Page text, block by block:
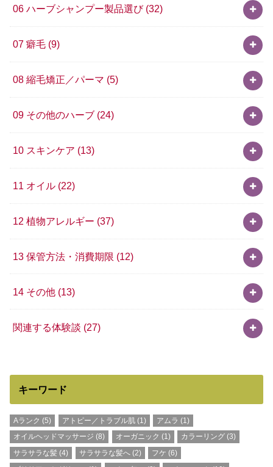
06 ハーブシャンプー製品選び (32)
07 癖毛 (9)
08 縮毛矯正／パーマ (5)
09 その他のハーブ (24)
10 スキンケア (13)
11 オイル (22)
12 植物アレルギー (37)
13 保管方法・消費期限 (12)
14 その他 (13)
関連する体験談 (27)
キーワード
Aランク (5) アトピー／トラブル肌(1) アムラ (1)
オイルヘッドマッサージ (8) オーガニック (1) カラーリング(3)
サラサラな髪 (4) サラサラな髪へ(2) フケ (6)